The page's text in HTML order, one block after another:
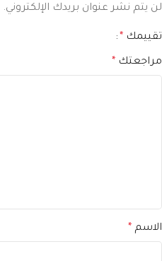
لن يتم نشر عنوان بريدك الإلكتروني.
تقييمك *
مراجعتك *
الاسم *